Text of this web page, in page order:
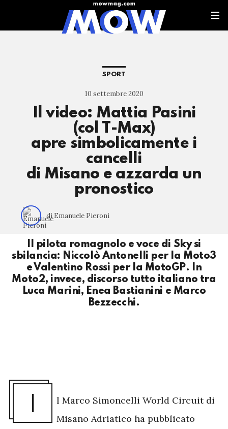
SPORT
10 settembre 2020
Il video: Mattia Pasini
(col T-Max)
apre simbolicamente i
cancelli
di Misano e azzarda un
pronostico
di Emanuele Pieroni
Il pilota romagnolo e voce di Sky si
sbilancia: Niccolò Antonelli per la Moto3
e Valentino Rossi per la MotoGP. In
Moto2, invece, discorso tutto italiano tra
Luca Marini, Enea Bastianini e Marco
Bezzecchi.
I
l Marco Simoncelli World Circuit di
Misano Adriatico ha pubblicato